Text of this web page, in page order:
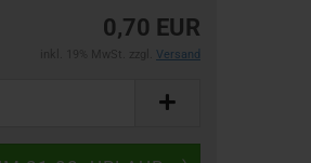
0,70 EUR
Versand